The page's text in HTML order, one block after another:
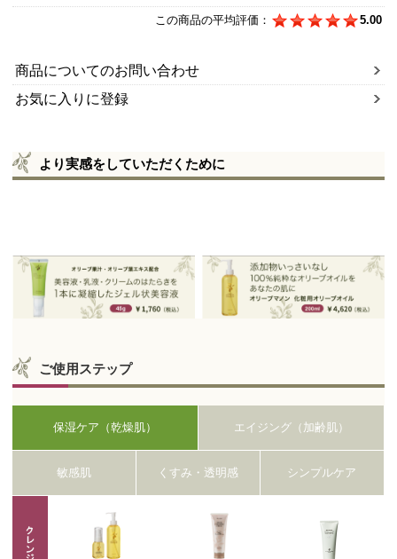
この商品の平均評価： 5.00
商品についてのお問い合わせ
お気に入りに登録
より実感をしていただくために